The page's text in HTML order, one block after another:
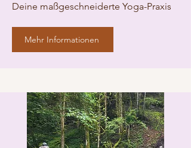
Deine maßgeschneiderte Yoga-Praxis
Mehr Informationen